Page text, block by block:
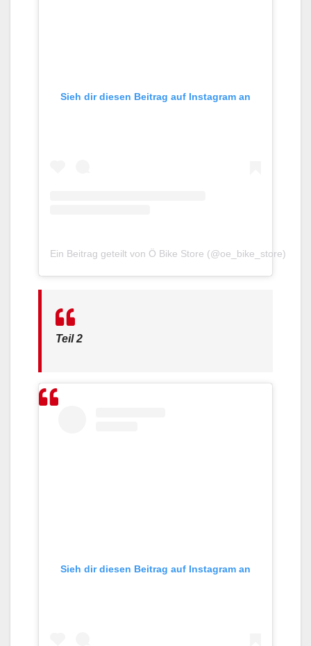
Sieh dir diesen Beitrag auf Instagram an
Ein Beitrag geteilt von Ö Bike Store (@oe_bike_store)
Teil 2
Sieh dir diesen Beitrag auf Instagram an